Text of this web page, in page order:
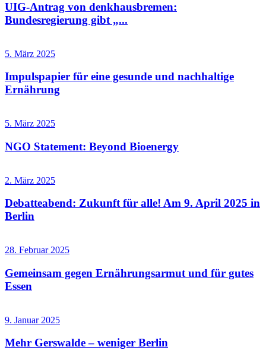
UIG-Antrag von denkhausbremen:
Bundesregierung gibt „...
5. März 2025
Impulspapier für eine gesunde und nachhaltige
Ernährung
5. März 2025
NGO Statement: Beyond Bioenergy
2. März 2025
Debatteabend: Zukunft für alle! Am 9. April 2025 in
Berlin
28. Februar 2025
Gemeinsam gegen Ernährungsarmut und für gutes
Essen
9. Januar 2025
Mehr Gerswalde – weniger Berlin